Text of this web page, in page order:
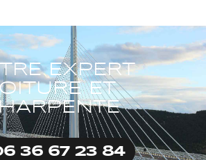
EXPERT
ET
36 67 23 84